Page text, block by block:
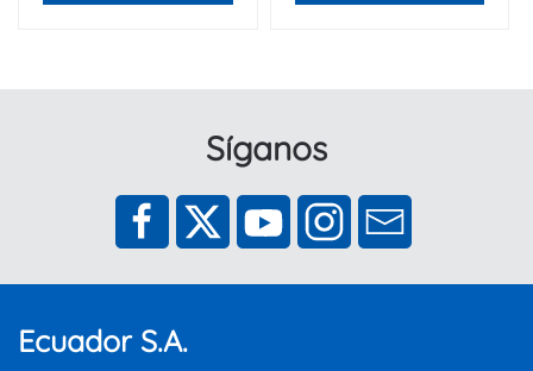
Síganos
Ecuador S.A.